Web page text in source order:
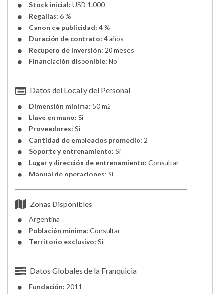
Stock inicial: USD 1.000
Regalias: 6 %
Canon de publicidad: 4 %
Duración de contrato: 4 años
Recupero de Inversión: 20 meses
Financiación disponible: No
Datos del Local y del Personal
Dimensión minima: 50 m2
Llave en mano: Si
Proveedores: Si
Cantidad de empleados promedio: 2
Soporte y entrenamiento: Si
Lugar y dirección de entrenamiento: Consultar
Manual de operaciones: Si
Zonas Disponibles
Argentina
Población minima: Consultar
Territorio exclusivo: Si
Datos Globales de la Franquicia
Fundación: 2011